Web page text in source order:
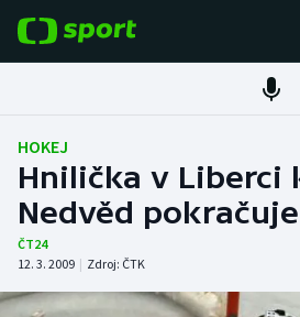
Fotbal
Hokej
Tenis
Atletika
HOKEJ
Hnilička v Liberci
Nedvěd pokračuje
ČT24
12. 3. 2009 | Zdroj: ČTK